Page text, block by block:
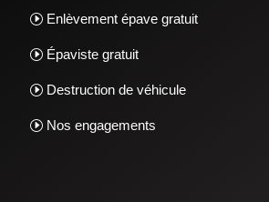
Enlèvement épave gratuit
Épaviste gratuit
Destruction de véhicule
Nos engagements